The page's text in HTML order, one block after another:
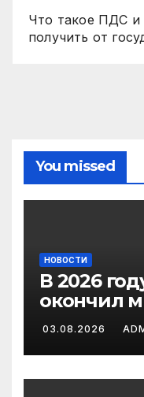
Что такое ПДС и
получить от
You missed
НОВОСТИ
В 2026
окончил
03.08.2026